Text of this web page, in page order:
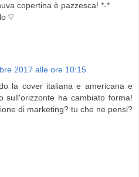
copertina è pazzesca! *-*
♡
2017 alle ore 10:15
la cover italiana e americana e
sull'orizzonte ha cambiato forma!
di marketing? tu che ne pensi?